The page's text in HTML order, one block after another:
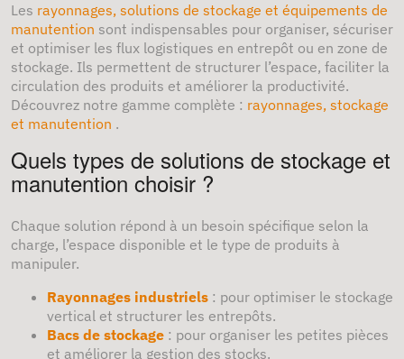
Les rayonnages, solutions de stockage et équipements de
manutention sont indispensables pour organiser, sécuriser
et optimiser les flux logistiques en entrepôt ou en zone de
stockage. Ils permettent de structurer l’espace, faciliter la
circulation des produits et améliorer la productivité.
Découvrez notre gamme complète : rayonnages, stockage
et manutention .
Quels types de solutions de stockage et
manutention choisir ?
Chaque solution répond à un besoin spécifique selon la
charge, l’espace disponible et le type de produits à
manipuler.
Rayonnages industriels : pour optimiser le stockage
vertical et structurer les entrepôts.
Bacs de stockage : pour organiser les petites pièces
et améliorer la gestion des stocks.